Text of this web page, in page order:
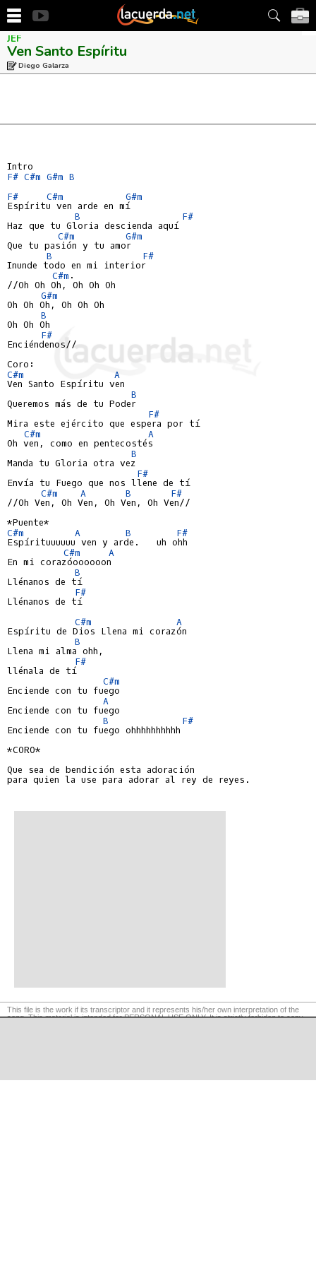
JEF
Ven Santo Espíritu
Diego Galarza
F# C#m G#m B
F#
C#m
G#m
Espíritu ven arde en mí
B
F#
Haz que tu Gloria descienda aquí
C#m
G#m
Que tu pasión y tu amor
B
F#
Inunde todo en mi interior
C#m .
//Oh Oh Oh, Oh Oh Oh
G#m
Oh Oh Oh, Oh Oh Oh
B
Oh Oh Oh
F#
Enciéndenos//
C#m
A
Ven Santo Espíritu ven
B
Queremos más de tu Poder
F#
Mira este ejército que espera por tí
C#m
A
Oh ven, como en pentecostés
B
Manda tu Gloria otra vez
F#
Envía tu Fuego que nos llene de tí
C#m
A B
F#
//Oh Ven, Oh Ven, Oh Ven, Oh Ven//
C#m
A B
F#
Espírituuuuuu ven y arde.   uh ohh
C#m
A
En mi corazóoooooon
B
Llénanos de tí
F#
Llénanos de tí
C#m
A
Espíritu de Dios Llena mi corazón
B
Llena mi alma ohh,
F#
llénala de tí
C#m
Enciende con tu fuego
A
Enciende con tu fuego
B
F#
Enciende con tu fuego ohhhhhhhhhh
*CORO*
Que sea de bendición esta adoración
para quien la use para adorar al rey de reyes.
This file is the work if its transcriptor and it represents his/her own interpretation of the
song. This material is intended for PERSONAL USE ONLY. It is strictly forbiden to copy,